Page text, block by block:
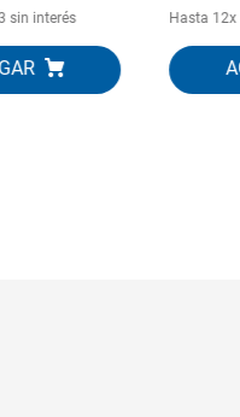
sin interés Hasta 12x